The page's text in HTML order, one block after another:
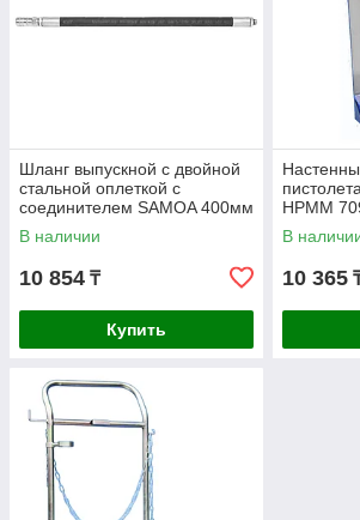
Шланг выпускной с двойной
стальной оплеткой с
соединителем SAMOA 400мм
141040
В наличии
10 854 ₸
Купить
HPMM
В
10 365